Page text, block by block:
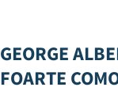
GEORGE
FOARTE